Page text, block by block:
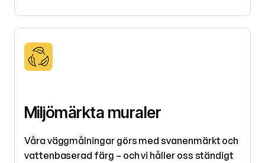
Miljömärkta muraler
Våra väggmålningar görs med svanenmärkt och
vattenbaserad färg – och vi håller oss ständigt